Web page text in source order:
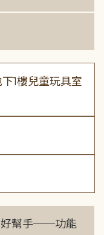
1樓兒童玩具室
好幫手──功能